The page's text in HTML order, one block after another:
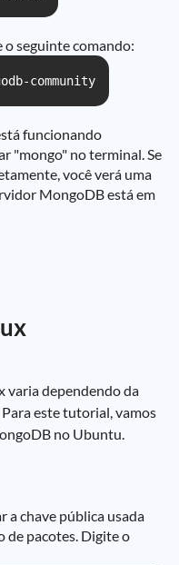
seguinte comando:
community
funcionando
"mongo" no terminal. Se
você verá uma
MongoDB está em
varia dependendo da
este tutorial, vamos
no Ubuntu.
a chave pública usada
de pacotes. Digite o